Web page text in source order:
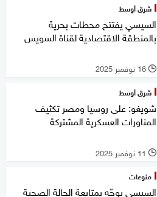
شرق أوسط
السيسي يفتتح محطات بحرية
بالمنطقة الاقتصادية لقناة السويس
l 16 نوفمبر 2025
شرق أوسط
شويغو: على روسيا ومصر تكثيف
المناورات العسكرية المشتركة
l 11 نوفمبر 2025
منوعات
السيسي يوجّه بمتابعة الحالة الصحية